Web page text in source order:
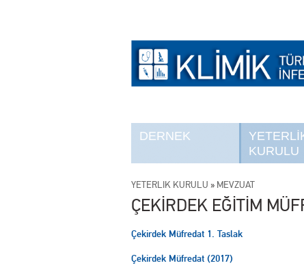
DERNEK
KURULU
YETERLİK KURULU » MEVZUAT
ÇEKİRDEK EĞİTİM
Çekirdek Müfredat 1. Taslak
Çekirdek Müfredat (2017)